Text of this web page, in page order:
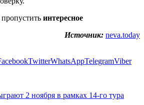
интересное
Источник: neva.today
TwitterWhatsAppTelegramViber
2 ноября в рамках 14-го тура